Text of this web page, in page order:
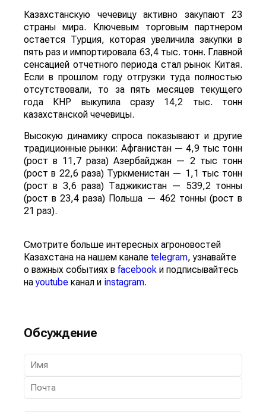
Казахстанскую чечевицу активно закупают 23
страны мира. Ключевым торговым партнером
остается Турция, которая увеличила закупки в
пять раз и импортировала 63,4 тыс. тонн. Главной
сенсацией отчетного периода стал рынок Китая.
Если в прошлом году отгрузки туда полностью
отсутствовали, то за пять месяцев текущего
года КНР выкупила сразу 14,2 тыс. тонн
казахстанской чечевицы.
Высокую динамику спроса показывают и другие
традиционные рынки: Афганистан — 4,9 тыс тонн
(рост в 11,7 раза) Азербайджан — 2 тыс тонн
(рост в 22,6 раза) Туркменистан — 1,1 тыс тонн
(рост в 3,6 раза) Таджикистан — 539,2 тонны
(рост в 23,4 раза) Польша — 462 тонны (рост в
21 раз).
Смотрите больше интересных агроновостей
Казахстана на нашем канале telegram, узнавайте
о важных событиях в facebook и подписывайтесь
наyoutube канал и instagram.
Обсуждение